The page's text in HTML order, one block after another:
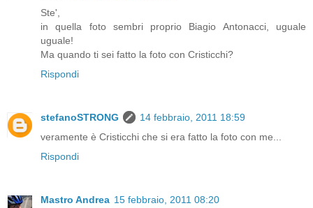
Ste',
in quella foto sembri proprio Biagio Antonacci, uguale
uguale!
Ma quando ti sei fatto la foto con Cristicchi?
Rispondi
stefanoSTRONG
14 febbraio, 2011 18:59
veramente è Cristicchi che si era fatto la foto con me...
Rispondi
Mastro Andrea 15 febbraio, 2011 08:20